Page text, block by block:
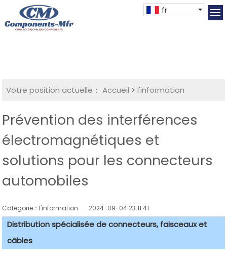
fr
Votre position actuelle： Accueil >l'information
Prévention des interférences
électromagnétiques et
solutions pour les connecteurs
automobiles
Catégorie：l'information 2024-09-04 23:11:41
Distribution spécialisée de connecteurs, faisceaux et
câbles